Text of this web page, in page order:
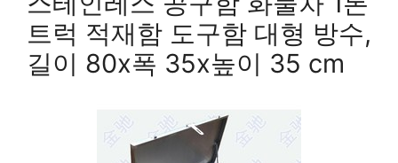
트럭 적재함 도구함 대형 방수,
길이 80x폭 35x높이 35 cm